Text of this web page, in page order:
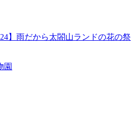
】雨だから太閤山ランドの花の祭
園